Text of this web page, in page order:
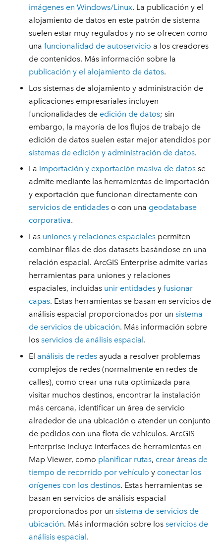
imágenes en Windows/Linux. La publicación y el
alojamiento de datos en este patrón de sistema
suelen estar muy regulados y no se ofrecen como
unafuncionalidad de autoservicio a los creadores
de contenidos. Más información sobre la
publicación y el alojamiento de datos.
Los sistemas de alojamiento y administración de
aplicaciones empresariales incluyen
funcionalidades de edición de datos; sin
embargo, la mayoría de los flujos de trabajo de
edición de datos suelen estar mejor atendidos por
sistemas de edición y administración de datos.
La importación y exportación masiva de datos se
admite mediante las herramientas de importación
y exportación que funcionan directamente con
servicios de entidades o con una geodatabase
corporativa.
Las uniones y relaciones espaciales permiten
combinar filas de dos datasets basándose en una
relación espacial. ArcGIS Enterprise admite varias
herramientas para uniones y relaciones
espaciales, incluidas unir entidades yfusionar
capas. Estas herramientas se basan en servicios de
análisis espacial proporcionados por unsistema
de servicios de ubicación. Más información sobre
losservicios de análisis espacial.
El análisis de redes ayuda a resolver problemas
complejos de redes (normalmente en redes de
calles), como crear una ruta optimizada para
visitar muchos destinos, encontrar la instalación
más cercana, identificar un área de servicio
alrededor de una ubicación o atender un conjunto
de pedidos con una flota de vehículos. ArcGIS
Enterprise incluye interfaces de herramientas en
Map Viewer, como planificar rutas, crear áreas de
tiempo de recorrido por vehículo y conectar los
orígenes con los destinos. Estas herramientas se
basan en servicios de análisis espacial
proporcionados por unsistema de servicios de
ubicación. Más información sobre losservicios de
análisis espacial.